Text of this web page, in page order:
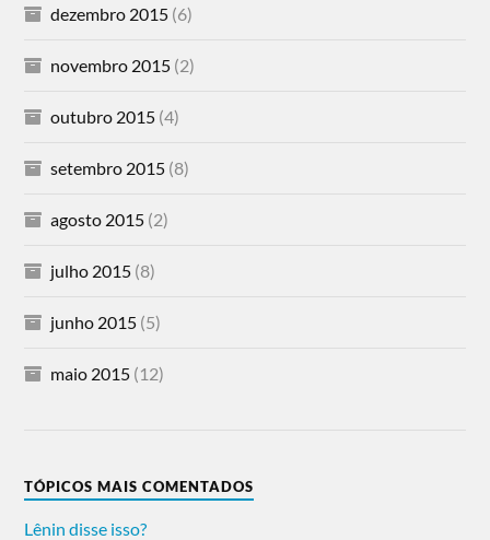
dezembro 2015 (6)
novembro 2015 (2)
outubro 2015 (4)
setembro 2015 (8)
agosto 2015 (2)
julho 2015 (8)
junho 2015 (5)
maio 2015 (12)
TÓPICOS MAIS COMENTADOS
Lênin disse isso?